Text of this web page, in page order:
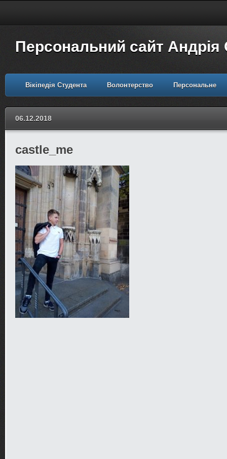
Персональний сайт Андрія
Вікіпедія Студента Волонтерство Персональне
06.12.2018
castle_me